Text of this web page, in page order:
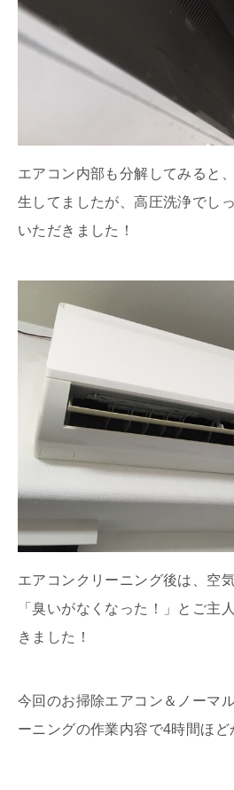
エアコン内部も分解してみると
生してましたが、高圧洗浄でし
いただきました！
エアコンクリーニング後は、空
「臭いがなくなった！」とご主
きました！
今回のお掃除エアコン＆ノーマ
ーニングの作業内容で4時間ほど